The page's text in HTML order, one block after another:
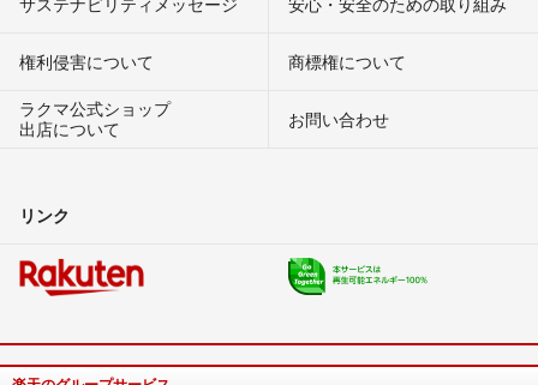
権利侵害について
商標権について
ラクマ公式ショップ
出店について
お問い合わせ
リンク